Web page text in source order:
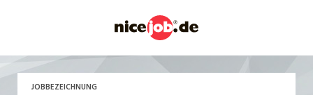
JOBBEZEICHNUNG